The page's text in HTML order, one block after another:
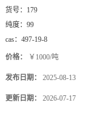
货号： 179
纯度： 99
cas： 497-19-8
价格： ￥1000/吨
发布日期： 2025-08-13
更新日期： 2026-07-17